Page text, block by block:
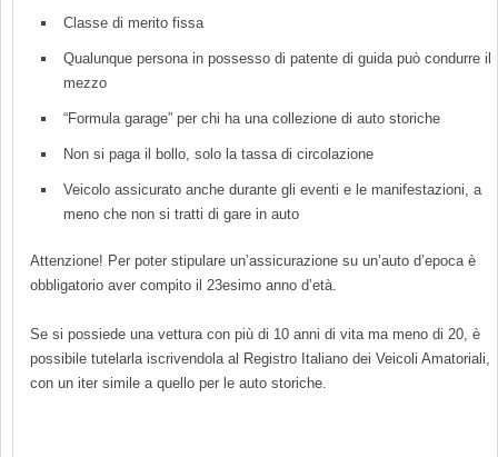
Classe di merito fissa
Qualunque persona in possesso di patente di guida può condurre il
mezzo
“Formula garage” per chi ha una collezione di auto storiche
Non si paga il bollo, solo la tassa di circolazione
Veicolo assicurato anche durante gli eventi e le manifestazioni, a
meno che non si tratti di gare in auto
Attenzione! Per poter stipulare un’assicurazione su un’auto d’epoca è
obbligatorio aver compito il 23esimo anno d’età.
Se si possiede una vettura con più di 10 anni di vita ma meno di 20, è
possibile tutelarla iscrivendola al Registro Italiano dei Veicoli Amatoriali,
con un iter simile a quello per le auto storiche.